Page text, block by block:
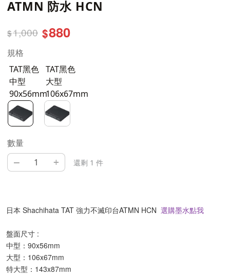
ATMN 防水 HCN
$1,000 $880
規格
TAT黑色
中型
90x56mm
TAT黑色
大型
106x67mm
數量
– + 還剩 1 件
日本 Shachihata TAT 強力不滅印台ATMN HCN 選購墨水點我
盤面尺寸 :
中型：90x56mm
大型：106x67mm
特大型：143x87mm